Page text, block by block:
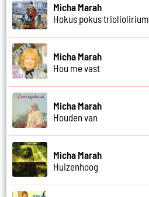
Micha Marah
Hokus pokus trioliolirium
Micha Marah
Hou me vast
Micha Marah
Houden van
Micha Marah
Huizenhoog